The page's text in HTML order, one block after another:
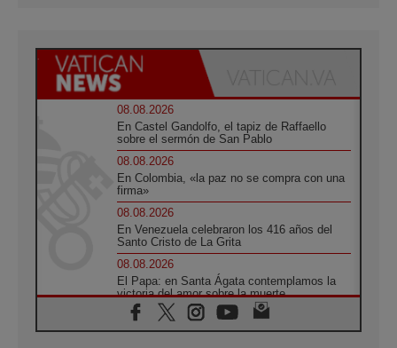
08.08.2026
En Castel Gandolfo, el tapiz de Raffaello
sobre el sermón de San Pablo
08.08.2026
En Colombia, «la paz no se compra con una
firma»
08.08.2026
En Venezuela celebraron los 416 años del
Santo Cristo de La Grita
08.08.2026
El Papa: en Santa Ágata contemplamos la
victoria del amor sobre la muerte
08.08.2026
León XIV visitará el Santuario de la Madre